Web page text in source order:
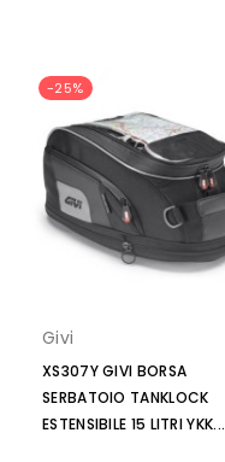
-25%
Givi
XS307Y GIVI BORSA
SERBATOIO TANKLOCK
ESTENSIBILE 15 LITRI YKK...